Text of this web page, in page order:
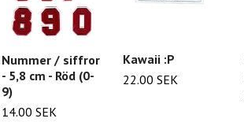
Nummer / siffror
- 5,8 cm - Röd (0-
9)
14.00 SEK
Kawaii :P
22.00 SEK